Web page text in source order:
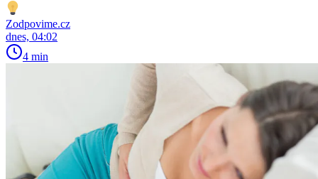
Zodpovime.cz
dnes, 04:02
4 min